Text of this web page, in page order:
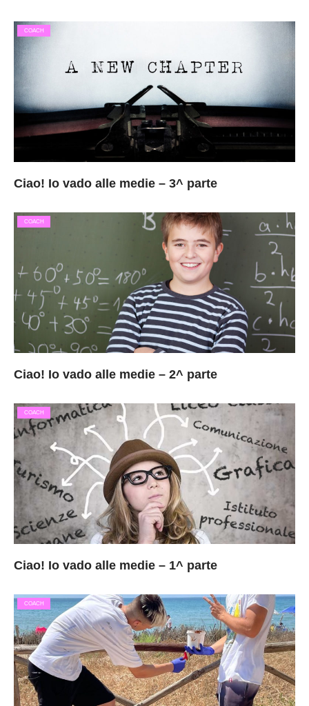
COACH
Ciao! Io vado alle medie – 3^ parte
COACH
Ciao! Io vado alle medie – 2^ parte
COACH
Ciao! Io vado alle medie – 1^ parte
COACH